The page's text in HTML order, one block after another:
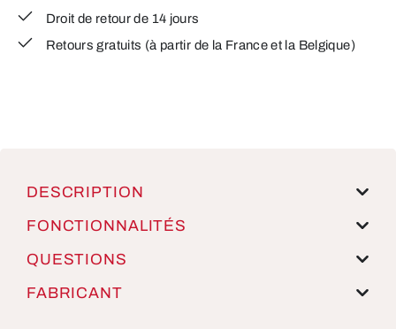
Droit de retour de 14 jours
Retours gratuits (à partir de la France et la Belgique)
DESCRIPTION
FONCTIONNALITÉS
QUESTIONS
FABRICANT